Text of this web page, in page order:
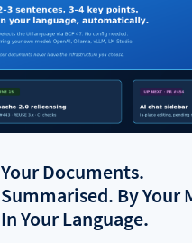
Your Documents.
Summarised. By Your
In Your Language.